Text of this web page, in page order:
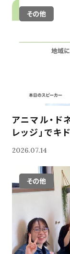
その他
アニマル・ド
レッジ」でキ
2026.07.14
その他